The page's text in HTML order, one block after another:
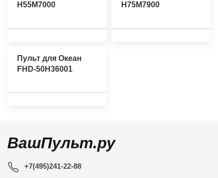
H55M7000
H75M7900
Пульт для Океан
FHD-50H36001
ВашПульт.ру
+7(495)241-22-88